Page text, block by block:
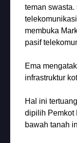
teman
membuka
pasif
Ema
infrastruktur
Hal ini
dipilih Pemkot
bawah tanah